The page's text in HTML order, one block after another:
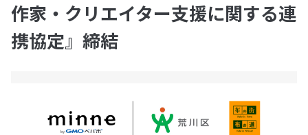
作家・クリエイター支援に関する連
携協定』締結